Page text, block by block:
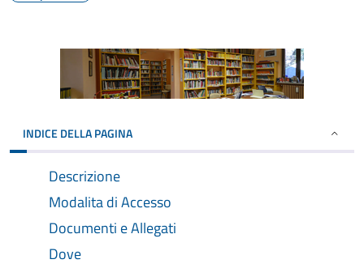
INDICE DELLA PAGINA
Descrizione
Modalita di Accesso
Documenti e Allegati
Dove